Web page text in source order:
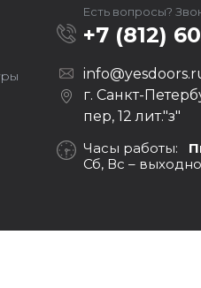
Есть вопросы?
+7 (812)
г. Санкт-
пер, 12 лит."з"
Часы работы:
Сб, Вс –